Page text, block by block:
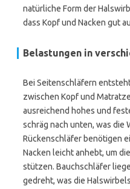
natürliche Form der
dass Kopf und Nacken gut
Belastungen in
Bei Seitenschläfern
zwischen Kopf und
ausreichend hohes und
schräg nach unten, was die
Rückenschläfer benötigen
Nacken leicht anhebt, um
stützen. Bauchschläfer
gedreht, was die